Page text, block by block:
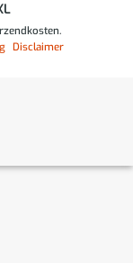
Disclaimer